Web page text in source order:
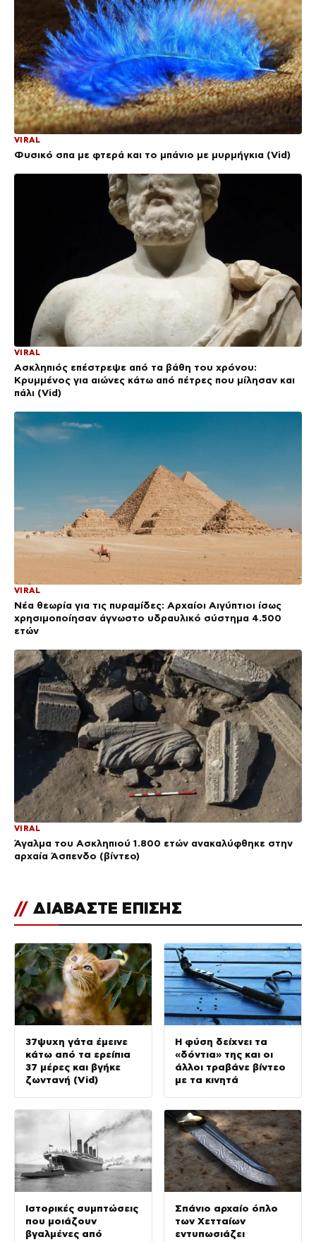
VIRAL
Φυσικό σπα με φτερά και το μπάνιο με μυρμήγκια (Vid)
VIRAL
Ασκληπιός επέστρεψε από τα βάθη του χρόνου:
Κρυμμένος για αιώνες κάτω από πέτρες που μίλησαν και
πάλι (Vid)
VIRAL
Νέα θεωρία για τις πυραμίδες: Αρχαίοι Αιγύπτιοι ίσως
χρησιμοποίησαν άγνωστο υδραυλικό σύστημα 4.500
ετών
VIRAL
Άγαλμα του Ασκληπιού 1.800 ετών ανακαλύφθηκε στην
αρχαία Άσπενδο (βίντεο)
// ΔΙΑΒΑΣΤΕ ΕΠΙΣΗΣ
37ψυχη γάτα έμεινε
κάτω από τα ερείπια
37 μέρες και βγήκε
ζωντανή (Vid)
Η φύση δείχνει τα
«δόντια» της και οι
άλλοι τραβάνε βίντεο
με τα κινητά
Ιστορικές συμπτώσεις
που μοιάζουν
βγαλμένες από
Σπάνιο αρχαίο όπλο
των Χετταίων
εντυπωσιάζει